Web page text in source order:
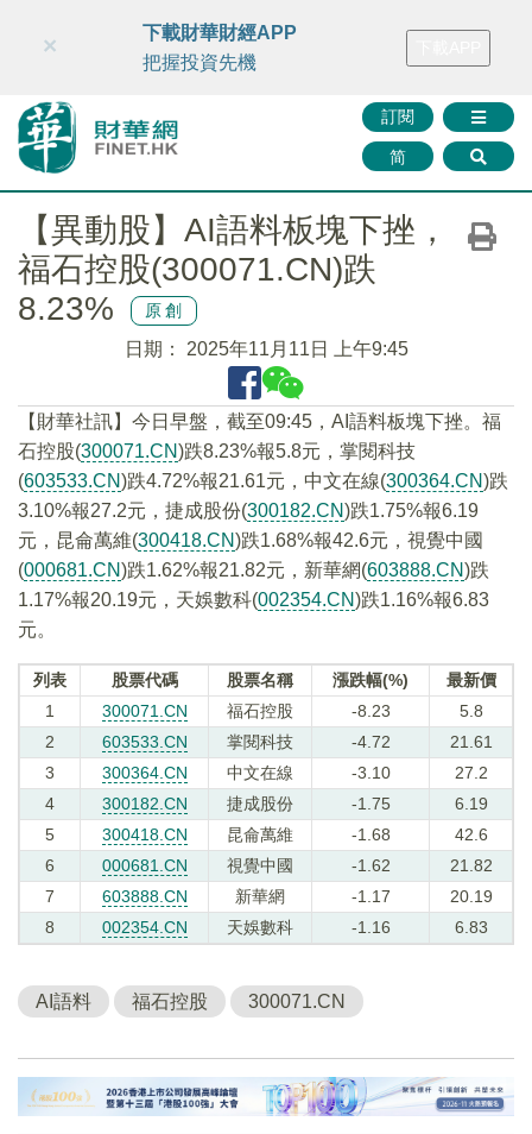
財華智庫網 FINTV FINMETA 財華證券 媒體矩陣
訂閱
简
×
下載財華財經APP
把握投資先機
【異動股】AI語料板塊下挫，
福石控股(300071.CN)跌
8.23%
原創
日期： 2025年11月11日 上午9:45
【財華社訊】今日早盤，截至09:45，AI語料板塊下挫。福
石控股(300071.CN)跌8.23%報5.8元，掌閱科技
(603533.CN)跌4.72%報21.61元，中文在線(300364.CN)跌
3.10%報27.2元，捷成股份(300182.CN)跌1.75%報6.19
元，昆侖萬維(300418.CN)跌1.68%報42.6元，視覺中國
(000681.CN)跌1.62%報21.82元，新華網(603888.CN)跌
1.17%報20.19元，天娛數科(002354.CN)跌1.16%報6.83
元。
列表 股票代碼 股票名稱 漲跌幅(%)
最新價
1
300071.CN 福石控股 -8.23
5.8
2
603533.CN 掌閱科技 -4.72
21.61
3
300364.CN 中文在線 -3.10
27.2
4
300182.CN 捷成股份 -1.75
6.19
5
300418.CN 昆侖萬維 -1.68
42.6
6
000681.CN 視覺中國 -1.62
21.82
7
603888.CN 新華網 -1.17
20.19
8
002354.CN 天娛數科 -1.16 6.83
AI語料 福石控股 300071.CN